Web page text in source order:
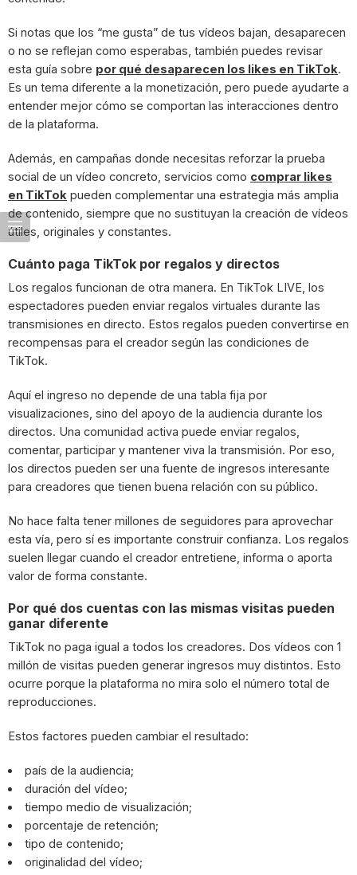
Si notas que los “me gusta” de tus vídeos bajan, desaparecen
o no se reflejan como esperabas, también puedes revisar
esta guía sobre por qué desaparecen los likes en TikTok.
Es un tema diferente a la monetización, pero puede ayudarte a
entender mejor cómo se comportan las interacciones dentro
de la plataforma.
Además, en campañas donde necesitas reforzar la prueba
social de un vídeo concreto, servicios como comprar likes
en TikTok pueden complementar una estrategia más amplia
de contenido, siempre que no sustituyan la creación de vídeos
útiles, originales y constantes.
Cuánto paga TikTok por regalos y directos
Los regalos funcionan de otra manera. En TikTok LIVE, los
espectadores pueden enviar regalos virtuales durante las
transmisiones en directo. Estos regalos pueden convertirse en
recompensas para el creador según las condiciones de
TikTok.
Aquí el ingreso no depende de una tabla fija por
visualizaciones, sino del apoyo de la audiencia durante los
directos. Una comunidad activa puede enviar regalos,
comentar, participar y mantener viva la transmisión. Por eso,
los directos pueden ser una fuente de ingresos interesante
para creadores que tienen buena relación con su público.
No hace falta tener millones de seguidores para aprovechar
esta vía, pero sí es importante construir confianza. Los regalos
suelen llegar cuando el creador entretiene, informa o aporta
valor de forma constante.
Por qué dos cuentas con las mismas visitas pueden
ganar diferente
TikTok no paga igual a todos los creadores. Dos vídeos con 1
millón de visitas pueden generar ingresos muy distintos. Esto
ocurre porque la plataforma no mira solo el número total de
reproducciones.
Estos factores pueden cambiar el resultado:
país de la audiencia;
duración del vídeo;
tiempo medio de visualización;
porcentaje de retención;
tipo de contenido;
originalidad del vídeo;